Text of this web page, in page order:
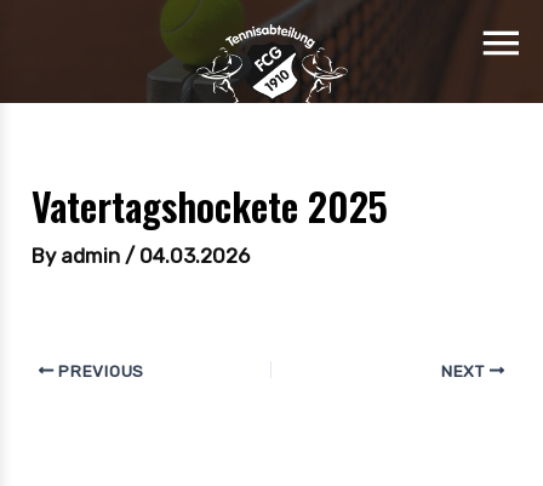
Vatertagshockete 2025
By admin / 04.03.2026
PREVIOUS NEXT